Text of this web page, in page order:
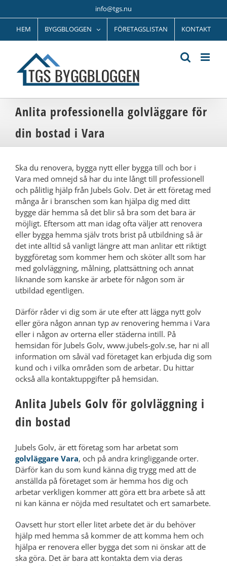
till
innehållet
info@tgs.nu
HEM BYGGBLOGGEN FÖRETAGSLISTAN KONTAKT
Anlita professionella golvläggare för
din bostad i Vara
Ska du renovera, bygga nytt eller bygga till och bor i
Vara med omnejd så har du inte långt till professionell
och pålitlig hjälp från Jubels Golv. Det är ett företag med
många år i branschen som kan hjälpa dig med ditt
bygge där hemma så det blir så bra som det bara är
möjligt. Eftersom att man idag ofta väljer att renovera
eller bygga hemma själv trots brist på utbildning så är
det inte alltid så vanligt längre att man anlitar ett riktigt
byggföretag som kommer hem och sköter allt som har
med golvläggning, målning, plattsättning och annat
liknande som kanske är arbete för någon som är
utbildad egentligen.
Därför råder vi dig som är ute efter att lägga nytt golv
eller göra någon annan typ av renovering hemma i Vara​
eller i någon av orterna eller städerna intill. På
hemsidan för Jubels Golv, www.jubels-golv.se, har ni all
information om såväl vad företaget kan erbjuda dig som
kund och i vilka områden som de arbetar. Du hittar
också alla kontaktuppgifter på hemsidan.
Anlita Jubels Golv för golvläggning i
din bostad
Jubels Golv, är ett företag som har arbetat som
golvläggare Vara, och på andra kringliggande orter.
Därför kan du som kund känna dig trygg med att de
anställda på företaget som är hemma hos dig och
arbetar verkligen kommer att göra ett bra arbete så att
ni kan känna er nöjda med resultatet och ert samarbete.
Oavsett hur stort eller litet arbete det är du behöver
hjälp med hemma så kommer de att komma hem och
hjälpa er renovera eller bygga det som ni önskar att de
ska göra. Det är bara att kontakta dem via deras